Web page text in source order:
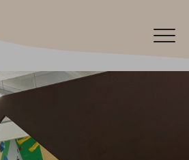
uzņēmumu
tagad